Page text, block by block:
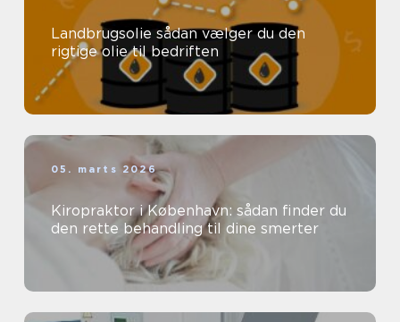
Landbrugsolie sådan vælger du den
rigtige olie til bedriften
05. marts 2026
Kiropraktor i København: sådan finder du
den rette behandling til dine smerter